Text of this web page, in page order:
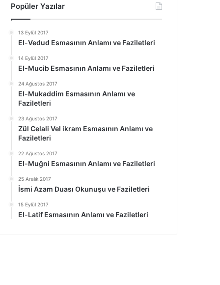
Popüler Yazılar
13 Eylül 2017
El-Vedud Esmasının Anlamı ve Faziletleri
14 Eylül 2017
El-Mucib Esmasının Anlamı ve Faziletleri
24 Ağustos 2017
El-Mukaddim Esmasının Anlamı ve
Faziletleri
23 Ağustos 2017
Zül Celali Vel ikram Esmasının Anlamı ve
Faziletleri
22 Ağustos 2017
El-Muğni Esmasının Anlamı ve Faziletleri
25 Aralık 2017
İsmi Azam Duası Okunuşu ve Faziletleri
15 Eylül 2017
El-Latif Esmasının Anlamı ve Faziletleri